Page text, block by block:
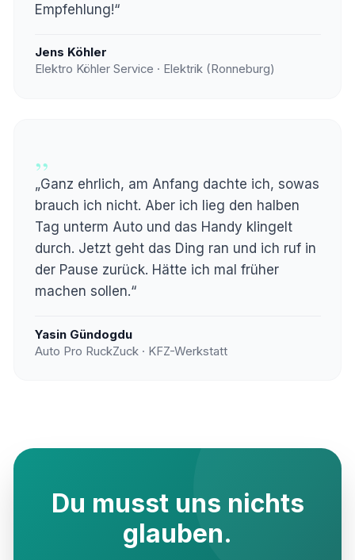
Empfehlung!“
Jens Köhler
Elektro Köhler Service · Elektrik (Ronneburg)
„
„Ganz ehrlich, am Anfang dachte ich, sowas
brauch ich nicht. Aber ich lieg den halben
Tag unterm Auto und das Handy klingelt
durch. Jetzt geht das Ding ran und ich ruf in
der Pause zurück. Hätte ich mal früher
machen sollen.“
Yasin Gündogdu
Auto Pro RuckZuck · KFZ-Werkstatt
Du musst uns nichts
glauben.